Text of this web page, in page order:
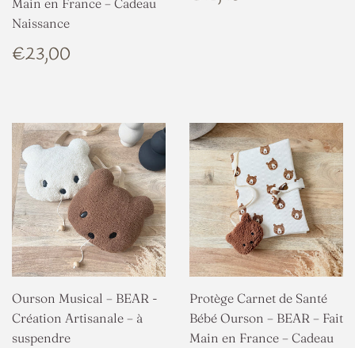
Naissance
PRIX
RÉGULIER
€23,00
RÉGULIER
Ourson Musical – BEAR -
Création Artisanale – à
suspendre
Protège Carnet de Santé
Bébé Ourson – BEAR – Fait
Main en France – Cadeau